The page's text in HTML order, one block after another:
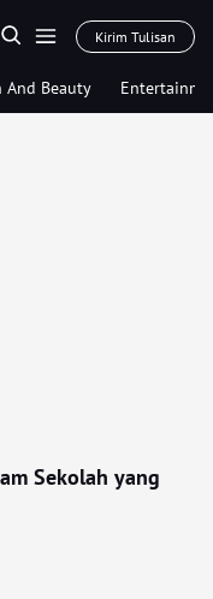
Kirim Tulisan
And Beauty
Sekolah yang